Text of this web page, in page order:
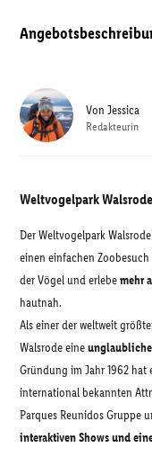
Weltvogelpark Walsrode
Der Weltvogelpark
einen einfachen
der Vögel und erlebemehr
hautnah.
Als einer der weltweit
Walsrode eine
Gründung im Jahr 1962
international bekannten
Parques Reunidos Gruppe
interaktiven Shows und
Von Jessica
Redakteurin